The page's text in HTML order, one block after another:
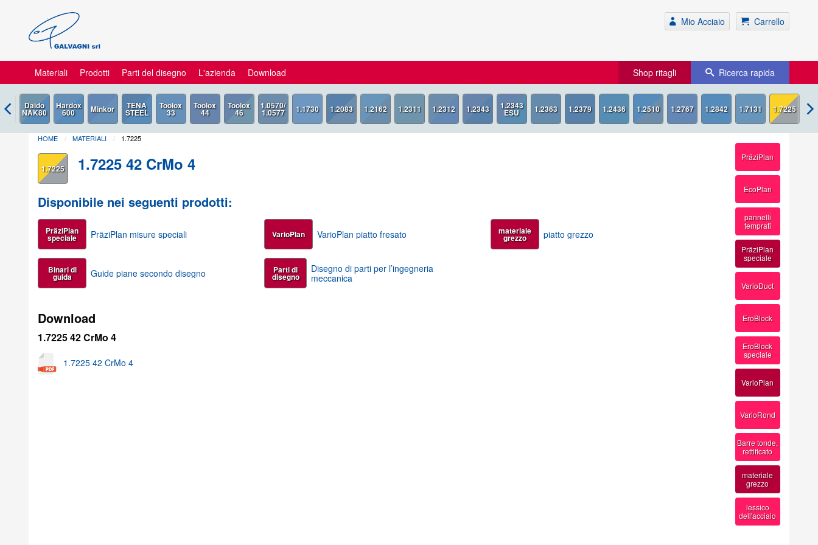
Mio Acciaio Carrello
Materiali Prodotti Parti del disegno L'azienda Download Shop ritagli Ricerca rapida
1.7225
HOME MATERIALI 1.7225
1.7225 1.7225 42 CrMo 4
Disponibile nei seguenti prodotti:
PräziPlan
speciale PräziPlan misure speciali VarioPlan VarioPlan piatto fresato materiale
grezzo piatto grezzo
Binari di
guida Guide piane secondo disegno Parti di
disegno
Disegno di parti per l’ingegneria
meccanica
Download
1.7225 42 CrMo 4
1.7225 42 CrMo 4
PräziPlan
EcoPlan
pannelli
temprati
PräziPlan
speciale
VarioDuct
EroBlock
EroBlock
speciale
VarioPlan
VarioRond
Barre tonde,
rettificato
materiale
grezzo
lessico
dell'acciaio